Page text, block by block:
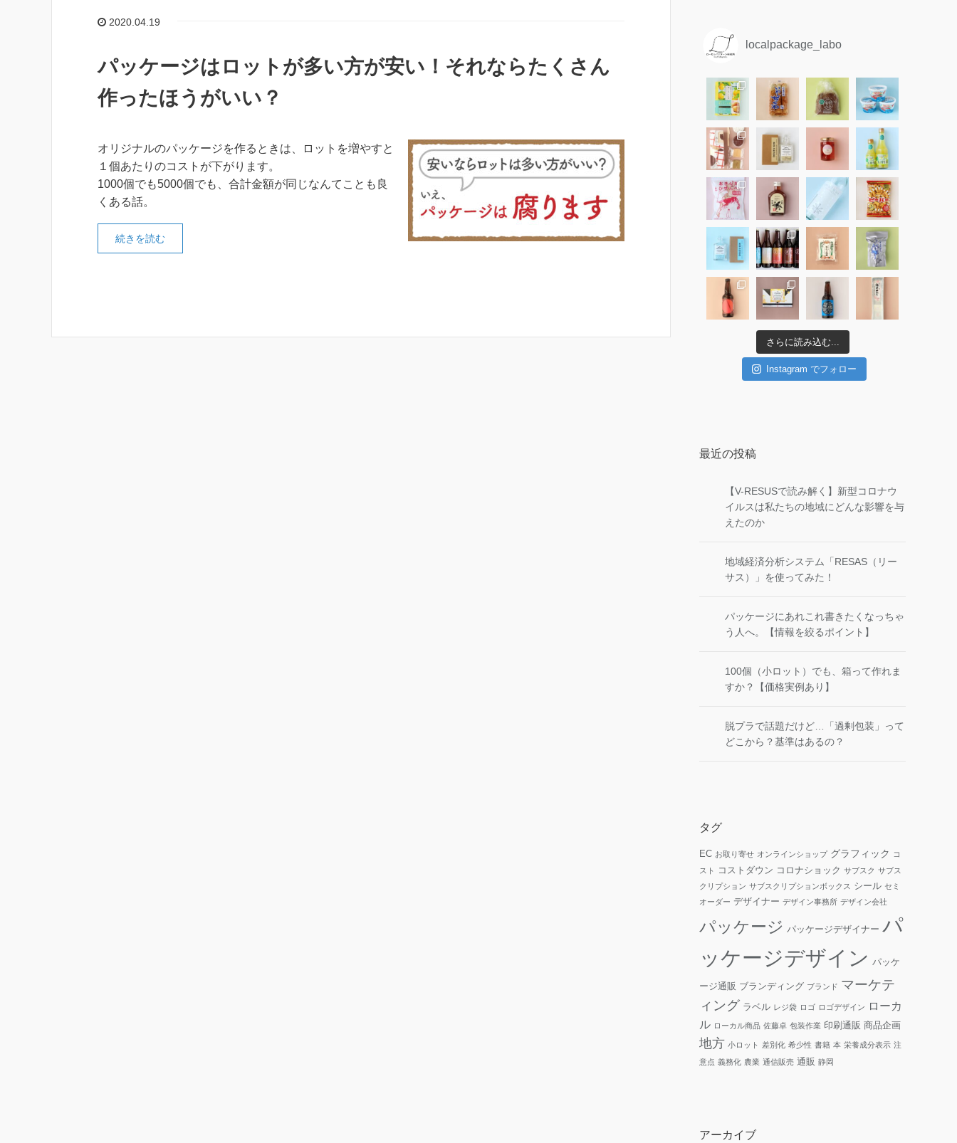
2020.04.19
パッケージはロットが多い方が安い！それならたくさん
作ったほうがいい？
オリジナルのパッケージを作るときは、ロットを増やすと
１個あたりのコストが下がります。
1000個でも5000個でも、合計金額が同じなんてことも良
くある話。
続きを読む
localpackage_labo
さらに読み込む...
Instagram でフォロー
最近の投稿
【V-RESUSで読み解く】新型コロナウ
イルスは私たちの地域にどんな影響を与
えたのか
地域経済分析システム「RESAS（リー
サス）」を使ってみた！
パッケージにあれこれ書きたくなっちゃ
う人へ。【情報を絞るポイント】
100個（小ロット）でも、箱って作れま
すか？【価格実例あり】
脱プラで話題だけど…「過剰包装」って
どこから？基準はあるの？
タグ
EC お取り寄せ オンラインショップ グラフィック
コ
スト
コストダウン コロナショック サブスク サブス
クリプション サブスクリプションボックス シール セミ
オーダー デザイナー デザイン事務所 デザイン会社
パッケージ パッケージデザイナー パ
ッケージデザイン パッケ
ージ通販 ブランディング ブランド マーケテ
ィング ラベル レジ袋 ロゴ ロゴデザイン
ローカ
ル ローカル商品 佐藤卓 包装作業 印刷通販 商品企画
地方 小ロット 差別化 希少性 書籍 本 栄養成分表示 注
意点 義務化 農業 通信販売 通販 静岡
アーカイブ